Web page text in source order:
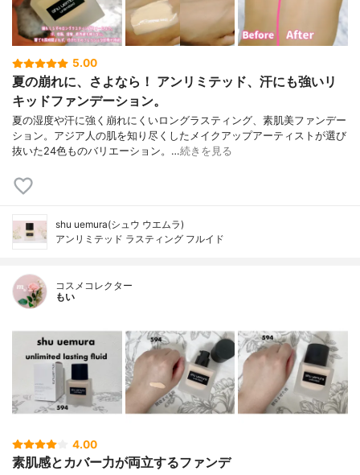
5.00
夏の崩れに、さよなら！ アンリミテッド、汗にも強いリ
キッドファンデーション。
夏の湿度や汗に強く崩れにくいロングラスティング、素肌美ファンデー
ション。アジア人の肌を知り尽くしたメイクアップアーティストが選び
抜いた24色ものバリエーション。…続きを見る
shu uemura(シュウ ウエムラ)
アンリミテッド ラスティング フルイド
コスメコレクター
もい
4.00
素肌感とカバー力が両立するファンデ